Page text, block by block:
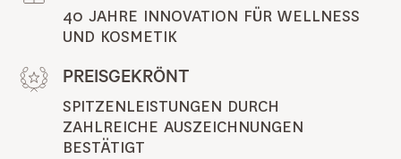
40 JAHRE INNOVATION FÜR WELLNESS
UND KOSMETIK
PREISGEKRÖNT
SPITZENLEISTUNGEN DURCH
ZAHLREICHE AUSZEICHNUNGEN
BESTÄTIGT